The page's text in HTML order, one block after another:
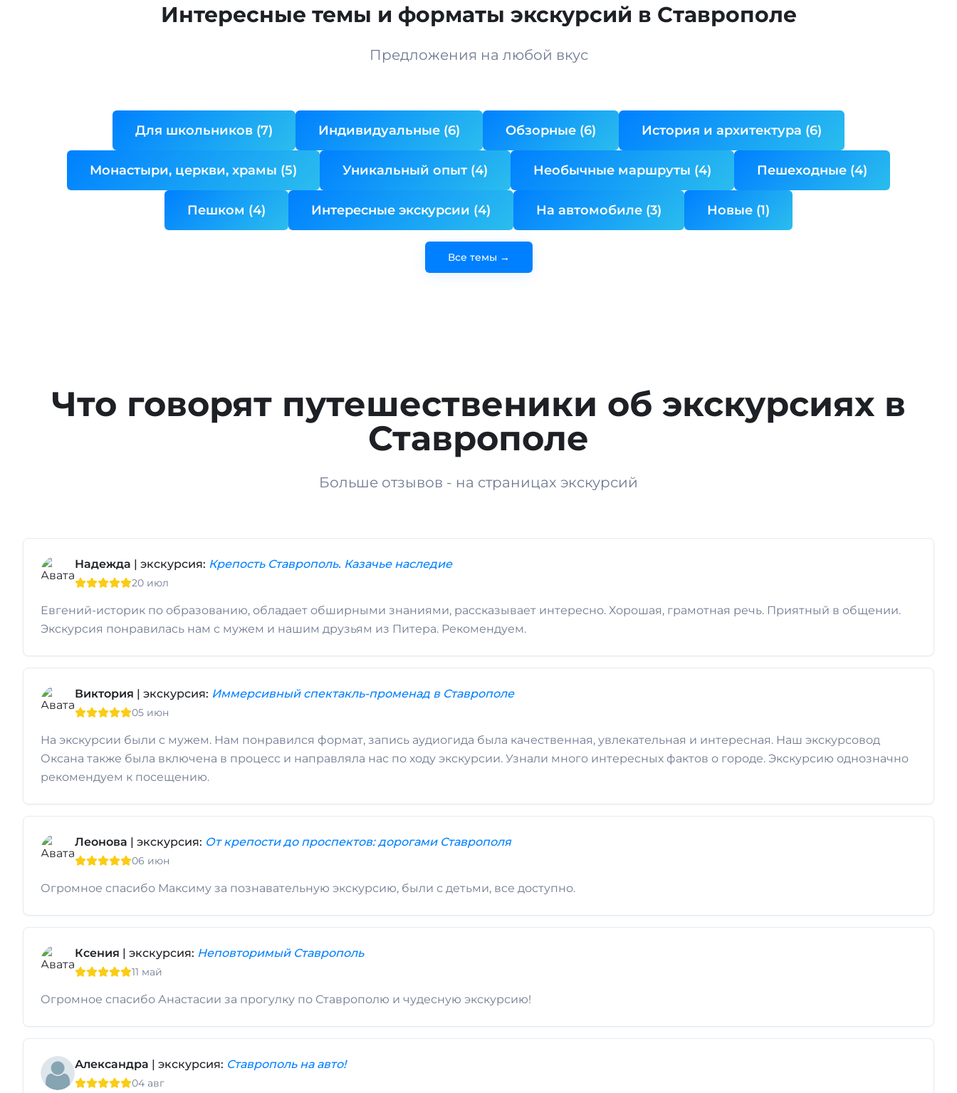
Интересные темы и форматы экскурсий в Ставрополе
Предложения на любой вкус
Для школьников (7) Индивидуальные (6) Обзорные (6) История и архитектура (6)
Монастыри, церкви, храмы (5) Уникальный опыт (4) Необычные маршруты (4) Пешеходные (4)
Пешком (4) Интересные экскурсии (4) На автомобиле (3) Новые (1)
Все темы →
Что говорят путешественики об экскурсиях в
Ставрополе
Больше отзывов - на страницах экскурсий
Надежда | экскурсия: Крепость Ставрополь. Казачье наследие
20 июл
Евгений-историк по образованию, обладает обширными знаниями, рассказывает интересно. Хорошая, грамотная речь. Приятный в общении.
Экскурсия понравилась нам с мужем и нашим друзьям из Питера. Рекомендуем.
Виктория | экскурсия: Иммерсивный спектакль-променад в Ставрополе
05 июн
На экскурсии были с мужем. Нам понравился формат, запись аудиогида была качественная, увлекательная и интересная. Наш экскурсовод
Оксана также была включена в процесс и направляла нас по ходу экскурсии. Узнали много интересных фактов о городе. Экскурсию однозначно
рекомендуем к посещению.
Леонова | экскурсия: От крепости до проспектов: дорогами Ставрополя
06 июн
Огромное спасибо Максиму за познавательную экскурсию, были с детьми, все доступно.
Ксения | экскурсия: Неповторимый Ставрополь
11 май
Огромное спасибо Анастасии за прогулку по Ставрополю и чудесную экскурсию!
Александра | экскурсия: Ставрополь на авто!
04 авг